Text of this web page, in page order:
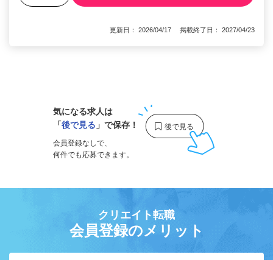
更新日： 2026/04/17 掲載終了日： 2027/04/23
気になる求人は
「後で見る 」で保存！
会員登録なしで、
何件でも応募できます。
クリエイト転職
会員登録のメリット